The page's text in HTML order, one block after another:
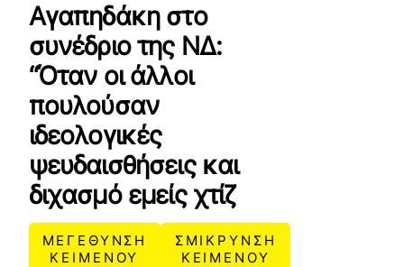
Αγαπηδάκη στο
συνέδριο της ΝΔ:
“Όταν οι άλλοι
πουλούσαν
ιδεολογικές
ψευδαισθήσεις και
διχασμό εμείς χτίζ
ΜΕΓΕΘΥΝΣΗ
ΚΕΙΜΕΝΟΥ
ΣΜΙΚΡΥΝΣΗ
ΚΕΙΜΕΝΟΥ